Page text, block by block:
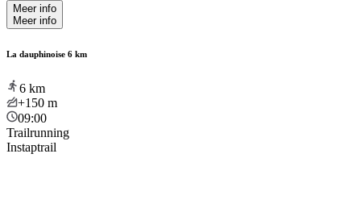
Meer info
Meer info
La dauphinoise 6 km
6 km
+150 m
09:00
Trailrunning
Instaptrail